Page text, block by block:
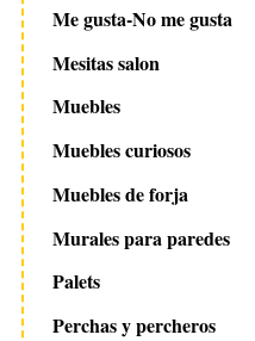
Me gusta-No me gusta
Mesitas salon
Muebles
Muebles curiosos
Muebles de forja
Murales para paredes
Palets
Perchas y percheros